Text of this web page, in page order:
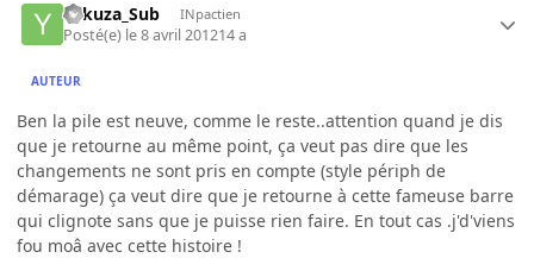
Yakuza_Sub INpactien
Posté(e) le 8 avril 201214 a
AUTEUR
Ben la pile est neuve, comme le reste..attention quand je dis
que je retourne au même point, ça veut pas dire que les
changements ne sont pris en compte (style périph de
démarage) ça veut dire que je retourne à cette fameuse barre
qui clignote sans que je puisse rien faire. En tout cas .j'd'viens
fou moâ avec cette histoire !